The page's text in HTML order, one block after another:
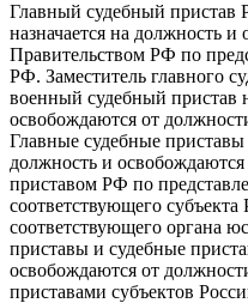
Главный судебный пристав
назначается на должность
Правительством РФ по
РФ. Заместитель главного
военный судебный пристав
освобождаются от
Главные судебные
должность и
приставом РФ по
соответствующего
соответствующего органа
приставы и судебные
освобождаются от
приставами субъектов